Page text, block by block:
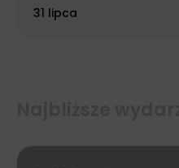
31 lipca